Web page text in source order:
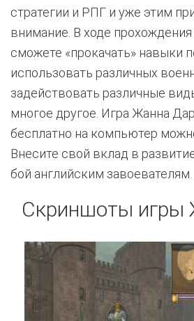
стратегии и РПГ и уже этим
внимание. В ходе
сможете «прокачать» навыки
использовать различных
задействовать различные
многое другое. Игра Жанна
бесплатно на компьютер
Внесите свой вклад в
бой английским завоевателям.
Скриншоты игры